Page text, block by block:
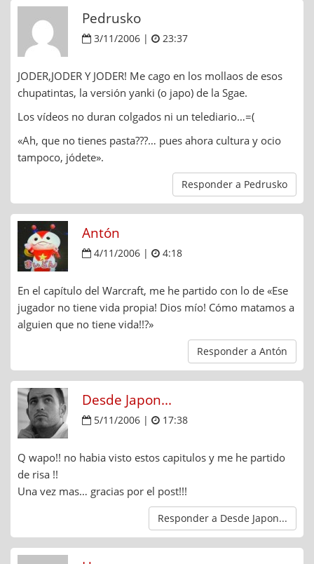
Pedrusko
3/11/2006 | 23:37
JODER,JODER Y JODER! Me cago en los mollaos de esos
chupatintas, la versión yanki (o japo) de la Sgae.
Los vídeos no duran colgados ni un telediario…=(
«Ah, que no tienes pasta???… pues ahora cultura y ocio
tampoco, jódete».
Responder a Pedrusko
Antón
4/11/2006 | 4:18
En el capítulo del Warcraft, me he partido con lo de «Ese
jugador no tiene vida propia! Dios mío! Cómo matamos a
alguien que no tiene vida!!?»
Responder a Antón
Desde Japon...
5/11/2006 | 17:38
Q wapo!! no habia visto estos capitulos y me he partido
de risa !!
Una vez mas… gracias por el post!!!
Responder a Desde Japon...